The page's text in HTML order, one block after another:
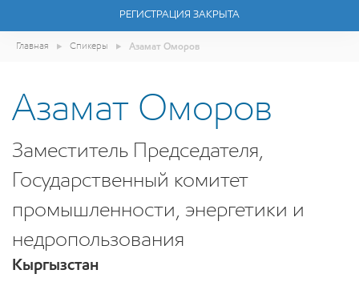
РЕГИСТРАЦИЯ ЗАКРЫТА
Главная Спикеры Азамат Оморов
Азамат Оморов
Заместитель Председателя,
Государственный комитет
промышленности, энергетики и
недропользования
Кыргызстан